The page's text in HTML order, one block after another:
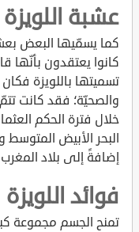
عشبة اللويزة
كما يسمّيها البعض
كانوا يعتقدون بأنّها
تسميتها باللويزة
والصحيّة؛ فقد كانت
خلال فترة الحكم
البحر الأبيض المتوسط
إضافةً إلى بلاد
فوائد اللويزة
تمنح الجسم مجموعة